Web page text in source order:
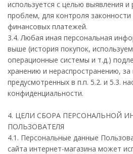
используется с целью выявления и
проблем, для контроля
финансовых платежей.
3.4. Любая иная персональная
выше (история покупок,
операционные системы и т.д.)
хранению и нераспространению,
предусмотренных в п.п. 5.2. и 5.3.
конфиденциальности.
4. ЦЕЛИ СБОРА ПЕРСОНАЛЬНОЙ
ПОЛЬЗОВАТЕЛЯ
4.1. Персональные данные
сайта интернет-магазина может